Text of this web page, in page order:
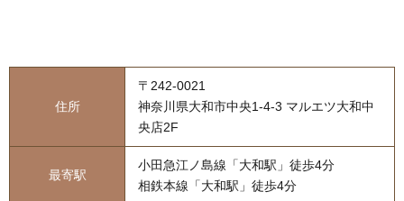
住所
〒242-0021
神奈川県大和市中央1-4-3 マルエツ大和中
央店2F
最寄駅
小田急江ノ島線「大和駅」徒歩4分
相鉄本線「大和駅」徒歩4分